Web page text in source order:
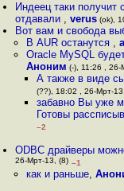
Индеец таки
отдавали ,verus (ok),
Вот вам и свобода
В AUR останутся ,
Oracle MySQL
Аноним (-), 11:26 , 26-
А также в виде
(??), 18:02 , 26-Мрт-
забавно Вы уже
Готовы
–2
ODBC драйверы
26-Мрт-13, (8) –1
как и раньше,